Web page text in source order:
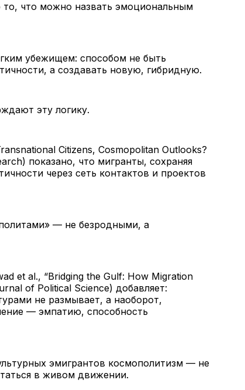
то, что можно назвать эмоциональным
убежищем: способом не быть
а создавать новую, гибридную.
эту логику.
Citizens, Cosmopolitan Outlooks?
показано, что мигранты, сохраняя
через сеть контактов и проектов
— не безродными, а
et al., “Bridging the Gulf: How Migration
of Political Science) добавляет:
не размывает, а наоборот,
— эмпатию, способность
эмигрантов космополитизм — не
в живом движении.